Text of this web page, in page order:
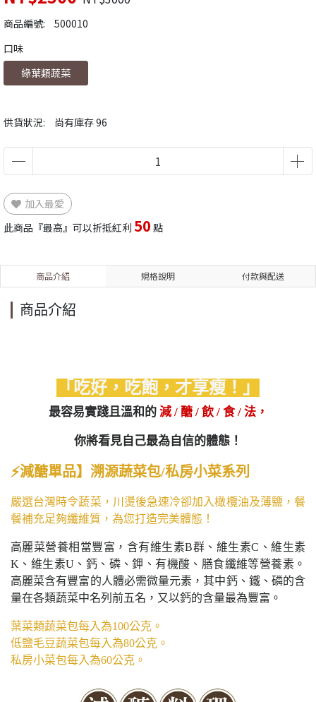
商品編號: 500010
供貨狀況: 尚有庫存 96
口味
綠葉類蔬菜
加入最愛
此商品『最高』可以折抵紅利 50 點
商品介紹 規格說明 付款與配送
商品介紹
「吃好，吃飽，才享瘦！」
最容易實踐且溫和的減 / 醣 / 飲 / 食 / 法，
你將看見自己最為自信的體態！
⚡減醣單品】溯源蔬菜包/私房小菜系列
嚴選台灣時令蔬菜，川燙後急速冷卻加入橄欖油及薄鹽，餐
餐補充足夠纖維質，為您打造完美體態！
高麗菜營養相當豐富，含有維生素B群、維生素C、維生素
K、維生素U、鈣、磷、鉀、有機酸、膳食纖維等營養素。
高麗菜含有豐富的人體必需微量元素，其中鈣、鐵、磷的含
量在各類蔬菜中名列前五名，又以鈣的含量最為豐富 。
葉菜類蔬菜包每入為100公克。
低鹽毛豆蔬菜包每入為80公克。
私房小菜包每入為60公克。